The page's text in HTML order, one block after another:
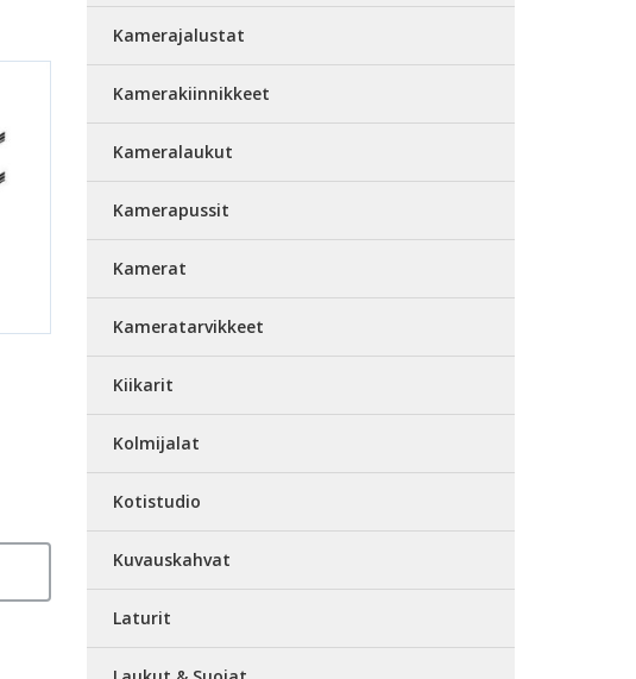
Kamerajalustat
Kamerakiinnikkeet
Kameralaukut
Kamerapussit
Kamerat
Kameratarvikkeet
Kiikarit
Kolmijalat
Kotistudio
Kuvauskahvat
Laturit